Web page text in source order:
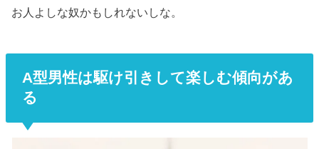
お人よしな奴かもしれないしな。
A型男性は駆け引きして楽しむ傾向があ
る